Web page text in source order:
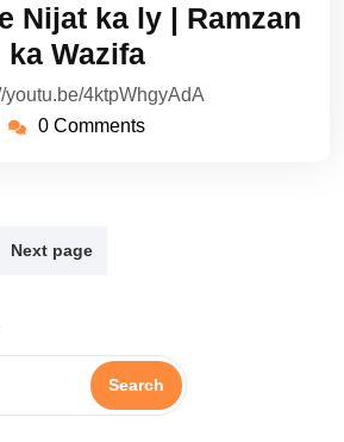
2022
Rehman
Nijat ka ly | Ramzan
ka Wazifa
youtu.be/4ktpWhgyAdA
0 Comments
Next page
Search